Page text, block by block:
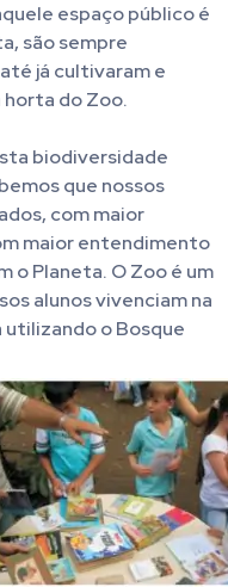
espaço público é
são sempre
já cultivaram e
do Zoo.
biodiversidade
que nossos
com maior
maior entendimento
o Planeta. O Zoo é um
alunos vivenciam na
o Bosque